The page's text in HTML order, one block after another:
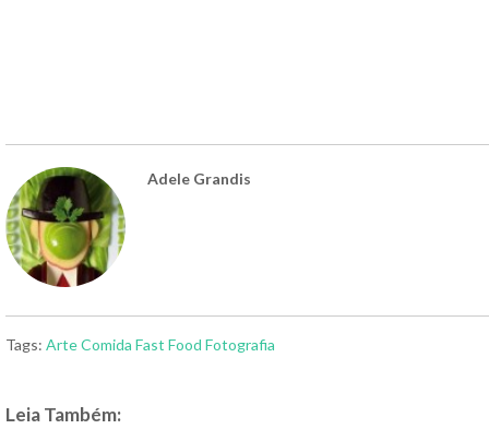
Adele Grandis
Tags: ArteComida Fast Food Fotografia
Leia Também: